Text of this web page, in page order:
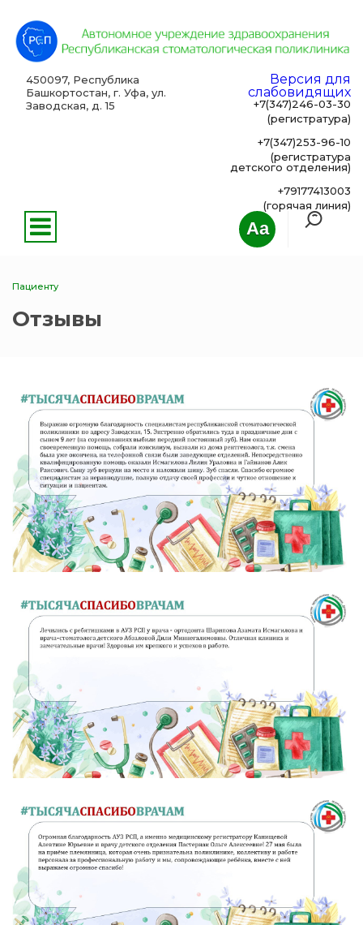
Aa
450097, Республика
Башкортостан, г. Уфа, ул.
Заводская, д. 15
Версия для
слабовидящих
+7(347)246-03-30
(регистратура)
+7(347)253-96-10
(регистратура
детского отделения)
+79177413003
(горячая линия)
Пациенту
Отзывы